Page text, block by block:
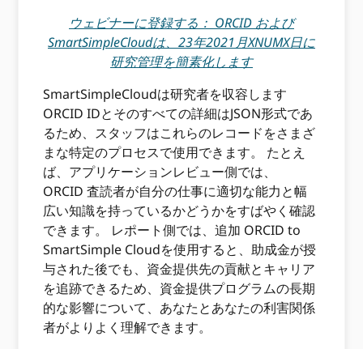
ウェビナーに登録する： ORCID および
SmartSimpleCloudは、23年2021月XNUMX日に
研究管理を簡素化します
SmartSimpleCloudは研究者を収容します
ORCID IDとそのすべての詳細はJSON形式であ
るため、スタッフはこれらのレコードをさまざ
まな特定のプロセスで使用できます。 たとえ
ば、アプリケーションレビュー側では、
ORCID 査読者が自分の仕事に適切な能力と幅
広い知識を持っているかどうかをすばやく確認
できます。 レポート側では、追加 ORCID to
SmartSimple Cloudを使用すると、助成金が授
与された後でも、資金提供先の貢献とキャリア
を追跡できるため、資金提供プログラムの長期
的な影響について、あなたとあなたの利害関係
者がよりよく理解できます。